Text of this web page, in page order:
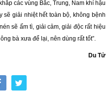
các vùng Bắc, Trung, Nam khí hậu
sẽ giải nhiệt hết toàn bộ, không bệnh
sẽ ấm tì, giải cảm, giải độc rất hiệu
bà xưa để lại, nên dùng rất tốt”.
Du Tử